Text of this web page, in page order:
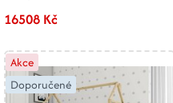
16508 Kč
Akce
Doporučené